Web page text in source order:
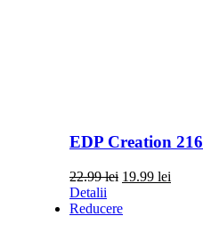
EDP Creation
22.99lei Prețul
a
19.99 leiPrețul
Detalii
Reducere